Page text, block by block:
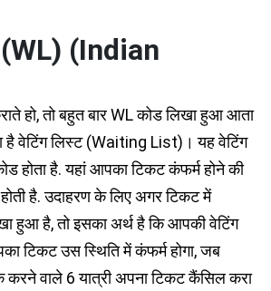
(WL) (Indian
हो, तो बहुत बार WL कोड लिखा हुआ आता
है वेटिंग लिस्ट (Waiting List)। यह वेटिंग
होता है. यहां आपका टिकट कंफर्म होने की
है. उदाहरण के लिए अगर टिकट में
हुआ है, तो इसका अर्थ है कि आपकी वेटिंग
टिकट उस स्थिति में कंफर्म होगा, जब
वाले 6 यात्री अपना टिकट कैंसिल करा